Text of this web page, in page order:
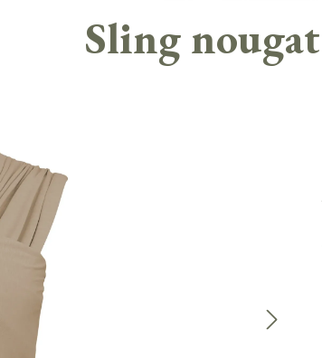
Sling nougat